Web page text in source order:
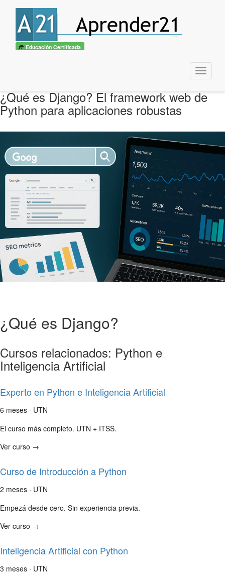
Educación Certificada
Menu
¿Qué es Django? El framework web de
Python para aplicaciones robustas
¿Qué es Django?
Cursos relacionados: Python e
Inteligencia Artificial
Experto en Python e Inteligencia Artificial
6 meses · UTN
El curso más completo. UTN + ITSS.
Ver curso →
Curso de Introducción a Python
2 meses · UTN
Empezá desde cero. Sin experiencia previa.
Ver curso →
Inteligencia Artificial con Python
3 meses · UTN